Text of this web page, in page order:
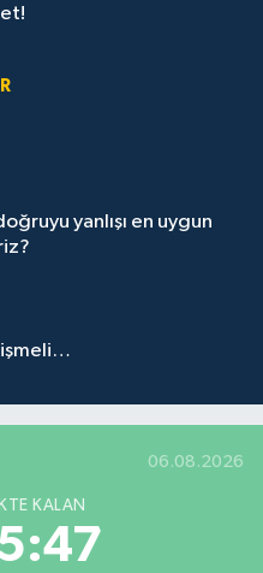
yanlışı en uygun
06.08.2026
KALAN